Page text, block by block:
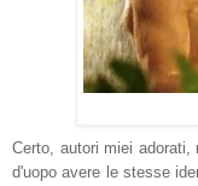
Certo, autori miei
d'uopo avere le stesse